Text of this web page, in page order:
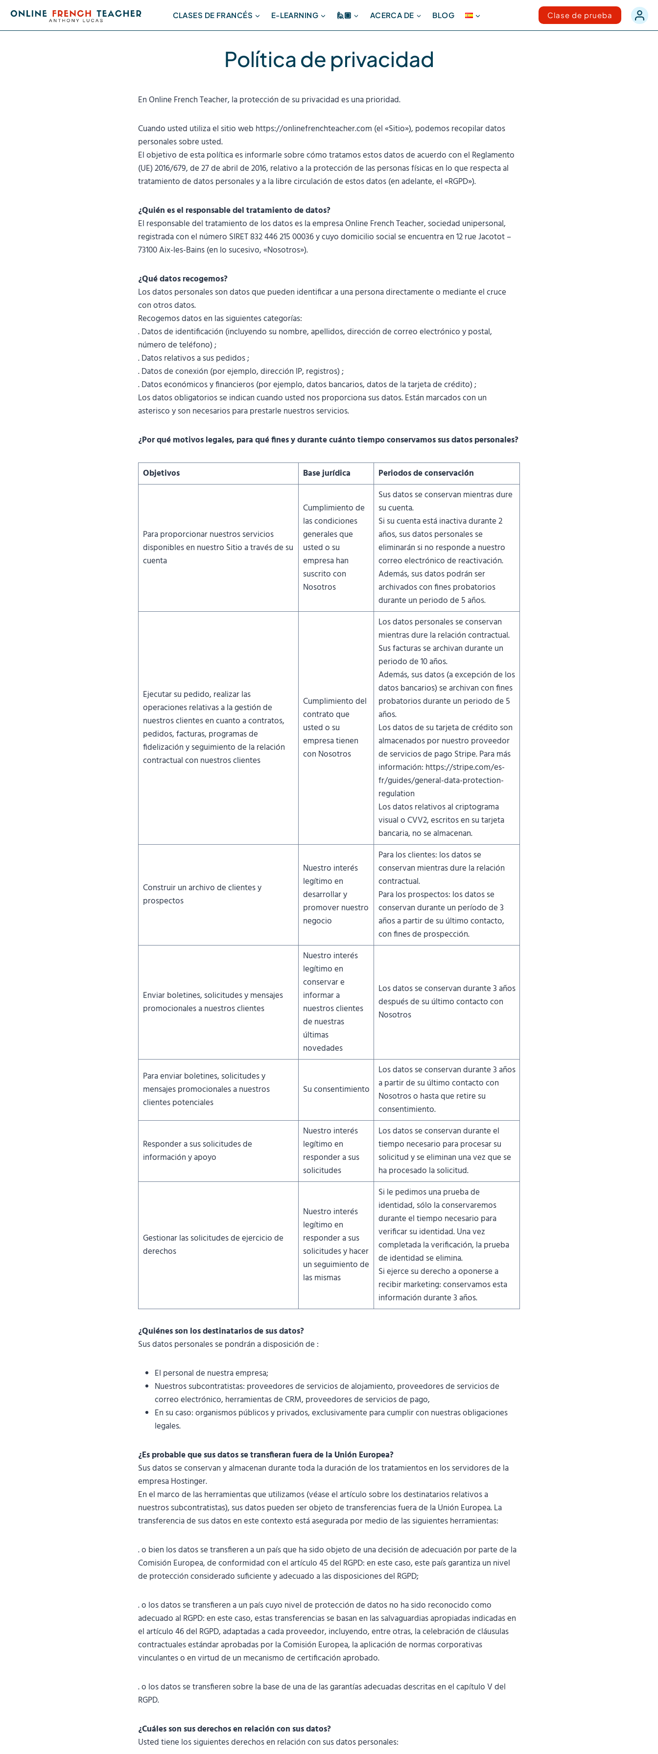
contenido
CLASES DE FRANCÉS E-LEARNING 🙋🏽 ACERCA DE BLOG Clase de prueba
Política de privacidad
En Online French Teacher, la protección de su privacidad es una prioridad.
Cuando usted utiliza el sitio web https://onlinefrenchteacher.com (el «Sitio»), podemos recopilar datos
personales sobre usted.
El objetivo de esta política es informarle sobre cómo tratamos estos datos de acuerdo con el Reglamento
(UE) 2016/679, de 27 de abril de 2016, relativo a la protección de las personas físicas en lo que respecta al
tratamiento de datos personales y a la libre circulación de estos datos (en adelante, el «RGPD»).
¿Quién es el responsable del tratamiento de datos?
El responsable del tratamiento de los datos es la empresa Online French Teacher, sociedad unipersonal,
registrada con el número SIRET 832 446 215 00036 y cuyo domicilio social se encuentra en 12 rue Jacotot –
73100 Aix-les-Bains (en lo sucesivo, «Nosotros»).
¿Qué datos recogemos?
Los datos personales son datos que pueden identificar a una persona directamente o mediante el cruce
con otros datos.
Recogemos datos en las siguientes categorías:
. Datos de identificación (incluyendo su nombre, apellidos, dirección de correo electrónico y postal,
número de teléfono) ;
. Datos relativos a sus pedidos ;
. Datos de conexión (por ejemplo, dirección IP, registros) ;
. Datos económicos y financieros (por ejemplo, datos bancarios, datos de la tarjeta de crédito) ;
Los datos obligatorios se indican cuando usted nos proporciona sus datos. Están marcados con un
asterisco y son necesarios para prestarle nuestros servicios.
¿Por qué motivos legales, para qué fines y durante cuánto tiempo conservamos sus datos personales?
Objetivos Base jurídica Periodos de conservación
Para proporcionar nuestros servicios
disponibles en nuestro Sitio a través de su
cuenta
Cumplimiento de
las condiciones
generales que
usted o su
empresa han
suscrito con
Nosotros
Sus datos se conservan mientras dure
su cuenta.
Si su cuenta está inactiva durante 2
años, sus datos personales se
eliminarán si no responde a nuestro
correo electrónico de reactivación.
Además, sus datos podrán ser
archivados con fines probatorios
durante un periodo de 5 años.
Ejecutar su pedido, realizar las
operaciones relativas a la gestión de
nuestros clientes en cuanto a contratos,
pedidos, facturas, programas de
fidelización y seguimiento de la relación
contractual con nuestros clientes
Cumplimiento del
contrato que
usted o su
empresa tienen
con Nosotros
Los datos personales se conservan
mientras dure la relación contractual.
Sus facturas se archivan durante un
periodo de 10 años.
Además, sus datos (a excepción de los
datos bancarios) se archivan con fines
probatorios durante un periodo de 5
años.
Los datos de su tarjeta de crédito son
almacenados por nuestro proveedor
de servicios de pago Stripe. Para más
información: https://stripe.com/es-
fr/guides/general-data-protection-
regulation
Los datos relativos al criptograma
visual o CVV2, escritos en su tarjeta
bancaria, no se almacenan.
Construir un archivo de clientes y
prospectos
Nuestro interés
legítimo en
desarrollar y
promover nuestro
negocio
Para los clientes: los datos se
conservan mientras dure la relación
contractual.
Para los prospectos: los datos se
conservan durante un período de 3
años a partir de su último contacto,
con fines de prospección.
Enviar boletines, solicitudes y mensajes
promocionales a nuestros clientes
Nuestro interés
legítimo en
conservar e
informar a
nuestros clientes
de nuestras
últimas
novedades
Los datos se conservan durante 3 años
después de su último contacto con
Nosotros
Para enviar boletines, solicitudes y
mensajes promocionales a nuestros
clientes potenciales
Su consentimiento
Los datos se conservan durante 3 años
a partir de su último contacto con
Nosotros o hasta que retire su
consentimiento.
Responder a sus solicitudes de
información y apoyo
Nuestro interés
legítimo en
responder a sus
solicitudes
Los datos se conservan durante el
tiempo necesario para procesar su
solicitud y se eliminan una vez que se
ha procesado la solicitud.
Gestionar las solicitudes de ejercicio de
derechos
Nuestro interés
legítimo en
responder a sus
solicitudes y hacer
un seguimiento de
las mismas
Si le pedimos una prueba de
identidad, sólo la conservaremos
durante el tiempo necesario para
verificar su identidad. Una vez
completada la verificación, la prueba
de identidad se elimina.
Si ejerce su derecho a oponerse a
recibir marketing: conservamos esta
información durante 3 años.
¿Quiénes son los destinatarios de sus datos?
Sus datos personales se pondrán a disposición de :
El personal de nuestra empresa;
Nuestros subcontratistas: proveedores de servicios de alojamiento, proveedores de servicios de
correo electrónico, herramientas de CRM, proveedores de servicios de pago,
En su caso: organismos públicos y privados, exclusivamente para cumplir con nuestras obligaciones
legales.
¿Es probable que sus datos se transfieran fuera de la Unión Europea?
Sus datos se conservan y almacenan durante toda la duración de los tratamientos en los servidores de la
empresa Hostinger.
En el marco de las herramientas que utilizamos (véase el artículo sobre los destinatarios relativos a
nuestros subcontratistas), sus datos pueden ser objeto de transferencias fuera de la Unión Europea. La
transferencia de sus datos en este contexto está asegurada por medio de las siguientes herramientas:
. o bien los datos se transfieren a un país que ha sido objeto de una decisión de adecuación por parte de la
Comisión Europea, de conformidad con el artículo 45 del RGPD: en este caso, este país garantiza un nivel
de protección considerado suficiente y adecuado a las disposiciones del RGPD;
. o los datos se transfieren a un país cuyo nivel de protección de datos no ha sido reconocido como
adecuado al RGPD: en este caso, estas transferencias se basan en las salvaguardias apropiadas indicadas en
el artículo 46 del RGPD, adaptadas a cada proveedor, incluyendo, entre otras, la celebración de cláusulas
contractuales estándar aprobadas por la Comisión Europea, la aplicación de normas corporativas
vinculantes o en virtud de un mecanismo de certificación aprobado.
. o los datos se transfieren sobre la base de una de las garantías adecuadas descritas en el capítulo V del
RGPD.
¿Cuáles son sus derechos en relación con sus datos?
Usted tiene los siguientes derechos en relación con sus datos personales: